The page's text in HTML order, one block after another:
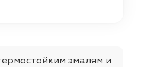
эмалям и